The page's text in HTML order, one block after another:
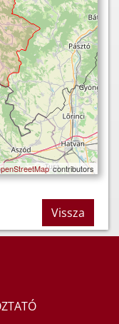
contributors
Vissza